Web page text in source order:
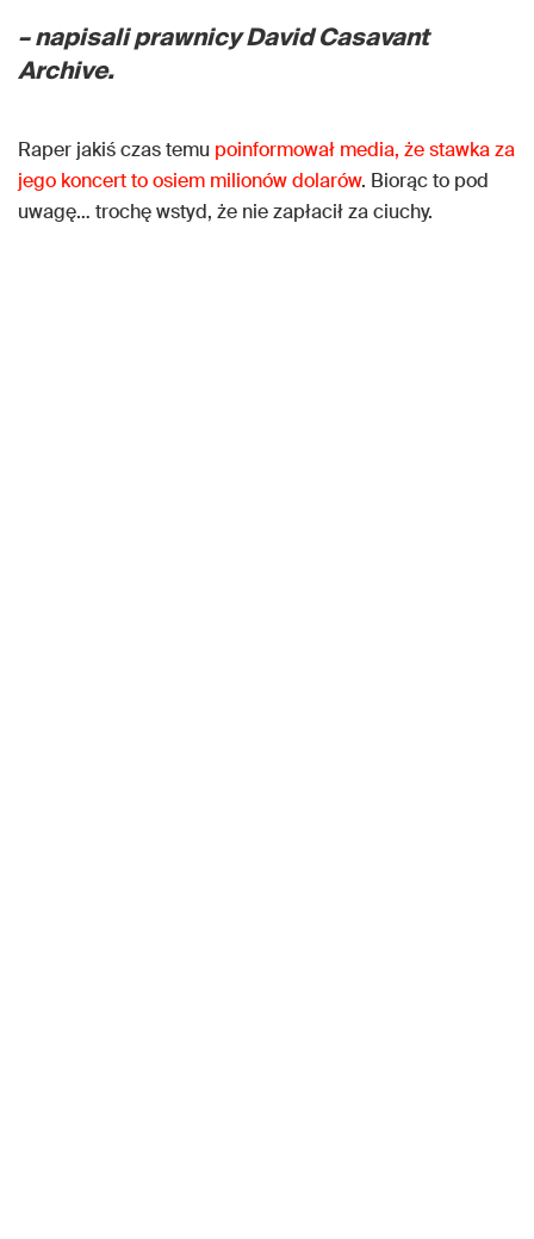
– napisali prawnicy David Casavant
Archive.
Raper jakiś czas temu poinformował media, że stawka za
jego koncert to osiem milionów dolarów. Biorąc to pod
uwagę… trochę wstyd, że nie zapłacił za ciuchy.